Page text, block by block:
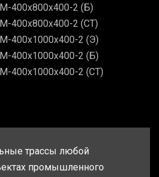
400х800х400-2 (Б)
400х800х400-2 (СТ)
400х1000х400-2 (Э)
400х1000х400-2 (Б)
400х1000х400-2 (СТ)
трассы любой
промышленного